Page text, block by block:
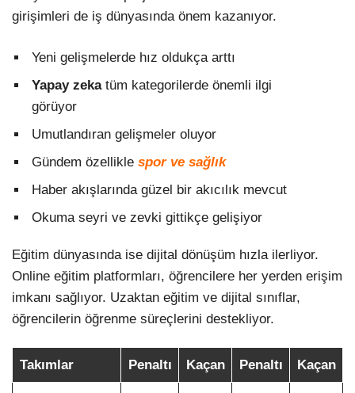
girişimleri de iş dünyasında önem kazanıyor.
Yeni gelişmelerde hız oldukça arttı
Yapay zekatüm kategorilerde önemli ilgi
görüyor
Umutlandıran gelişmeler oluyor
Gündem özellikle spor ve sağlık
Haber akışlarında güzel bir akıcılık mevcut
Okuma seyri ve zevki gittikçe gelişiyor
Eğitim dünyasında ise dijital dönüşüm hızla ilerliyor.
Online eğitim platformları, öğrencilere her yerden erişim
imkanı sağlıyor. Uzaktan eğitim ve dijital sınıflar,
öğrencilerin öğrenme süreçlerini destekliyor.
Takımlar Penaltı Kaçan Penaltı Kaçan